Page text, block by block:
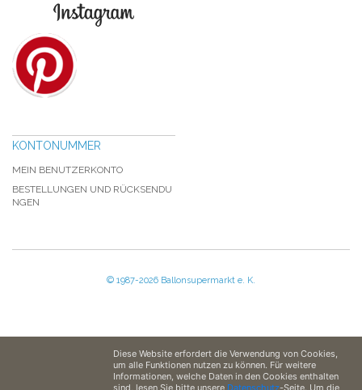
KONTONUMMER
MEIN BENUTZERKONTO
BESTELLUNGEN UND RÜCKSENDU
NGEN
© 1987-2026 Ballonsupermarkt e. K.
Diese Website erfordert die Verwendung von Cookies,
um alle Funktionen nutzen zu können. Für weitere
Informationen, welche Daten in den Cookies enthalten